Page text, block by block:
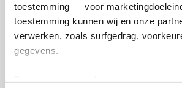
toestemming — voor
toestemming kunnen wij en onze
verwerken, zoals surfgedrag,
gegevens.